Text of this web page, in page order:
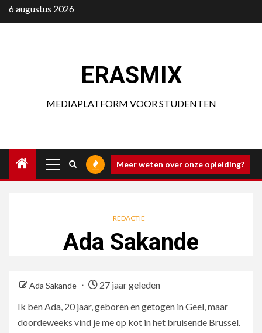
Ga
naar
6 augustus 2026
ERASMIX
MEDIAPLATFORM VOOR STUDENTEN
menu
Meer weten over onze opleiding?
REDACTIE
Ada Sakande
Ada Sakande
27 jaar geleden
Ik ben Ada, 20 jaar, geboren en getogen in Geel, maar
doordeweeks vind je me op kot in het bruisende Brussel.